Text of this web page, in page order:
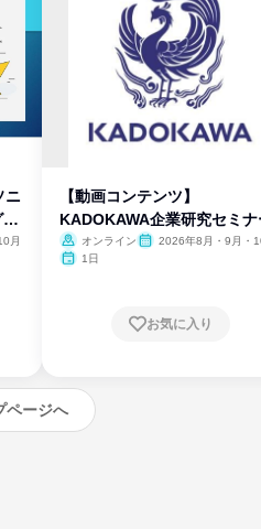
ニ
月
【動画コンテンツ】
KADOKAWA企業研究セミナ
オンライン
2026年8月・9月・
1日
お気に入り
ページへ